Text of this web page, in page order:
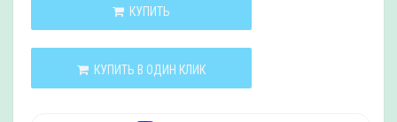
КУПИТЬ
КУПИТЬ В ОДИН КЛИК